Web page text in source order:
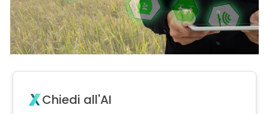
Chiedi all'AI